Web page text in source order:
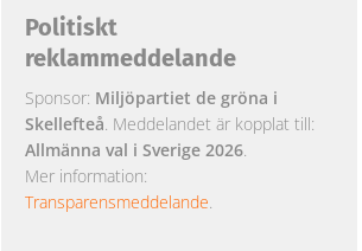
Politiskt
reklammeddelande
Sponsor: Miljöpartiet de gröna i
Skellefteå. Meddelandet är kopplat till:
Allmänna val i Sverige 2026.
Mer information:
Transparensmeddelande.